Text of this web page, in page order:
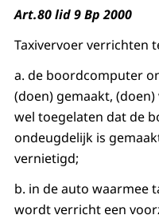
Art.80 lid 9 Bp 2000
Taxivervoer verrichten
a. de boordcomputer
(doen) gemaakt,
wel toegelaten dat de
ondeugdelijk is
vernietigd;
b. in de auto waarmee
wordt verricht een